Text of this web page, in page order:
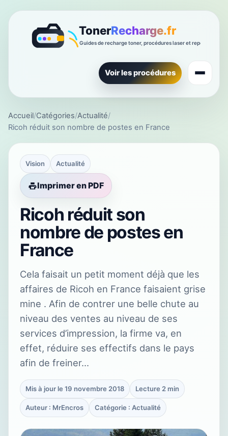
Voir les procédures
Accueil/Catégories/Actualité/
Ricoh réduit son nombre de postes en France
Vision Actualité
Imprimer en PDF
Ricoh réduit son
nombre de postes en
France
Cela faisait un petit moment déjà que les
affaires de Ricoh en France faisaient grise
mine . Afin de contrer une belle chute au
niveau des ventes au niveau de ses
services d’impression, la firme va, en
effet, réduire ses effectifs dans le pays
afin de freiner…
Mis à jour le 19 novembre 2018 Lecture 2 min
Auteur : MrEncros Catégorie : Actualité